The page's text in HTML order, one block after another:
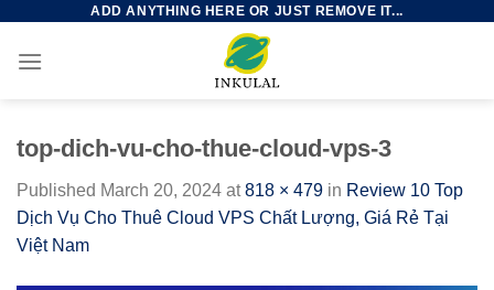
content
ADD ANYTHING HERE OR JUST REMOVE IT...
top-dich-vu-cho-thue-cloud-vps-3
Published March 20, 2024 at818 × 479 in Review 10 Top
Dịch Vụ Cho Thuê Cloud VPS Chất Lượng, Giá Rẻ Tại
Việt Nam